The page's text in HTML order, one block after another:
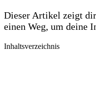
Dieser Artikel zeigt
einen Weg, um deine
Inhaltsverzeichnis